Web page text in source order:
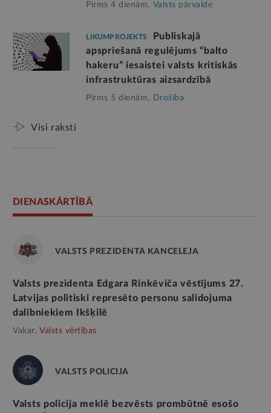
Pirms 4 dienām, Valsts pārvalde
LIKUMPROJEKTS
Publiskajā
apspriešanā regulējums “balto
hakeru” iesaistei valsts kritiskās
infrastruktūras aizsardzībā
Pirms 5 dienām, Drošība
Visi raksti
DIENASKĀRTĪBĀ
VALSTS PREZIDENTA KANCELEJA
Valsts prezidenta Edgara Rinkēviča vēstījums 27.
Latvijas politiski represēto personu salidojuma
dalībniekiem Ikšķilē
Vakar, Valsts vērtības
VALSTS POLICIJA
Valsts policija meklē bezvēsts prombūtnē esošo